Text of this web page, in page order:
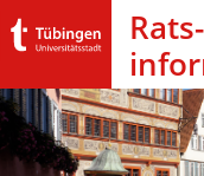
Rats­